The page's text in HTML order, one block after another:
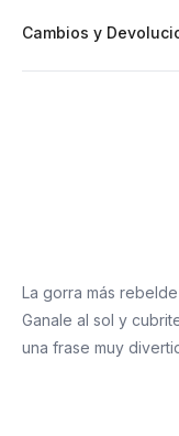
Cambios y
La gorra más
Ganale al sol y
una frase muy